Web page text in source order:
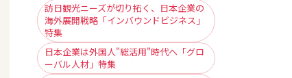
訪日観光ニーズが切り拓く、日本企業の
海外展開戦略「インバウンドビジネス」
特集
日本企業は外国人"総活用"時代へ「グロ
ーバル人材」特集